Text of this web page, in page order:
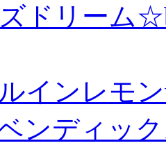
ドリーム
インレモ
ンディッ